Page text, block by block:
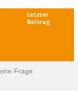
Frage.